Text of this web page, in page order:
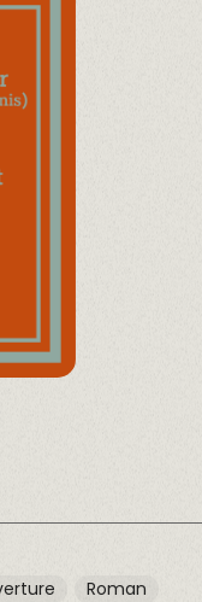
Roman